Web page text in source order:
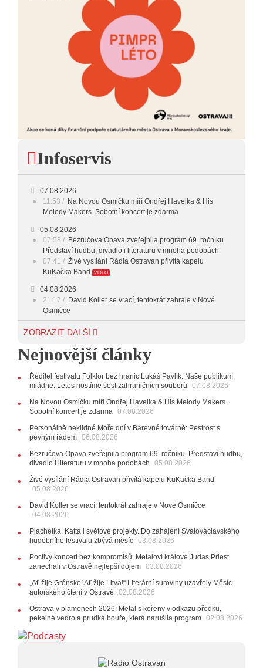
23:00 - 00:00 POTICHU
Infoservis
07.08.2026
11:53
Na Novou Osmičku míří Ondřej Havelka & His
Melody Makers. Sobotní koncert je zdarma
05.08.2026
07:58
Bezručova Opava zveřejnila program 69. ročníku.
Představí hudbu, divadlo i literaturu v mnoha podobách
07:41
Živé vysílání Rádia Ostravan přivítá kapelu
KuKačka Band
VIDEO
04.08.2026
21:17
David Koller se vrací, tentokrát zahraje v Nové
Osmičce
03.08.2026
Svatováclavského hudebního festivalu zbývá měsíc
29.07.2026
11:00
Do Ostravy se vrací britští Modestep, vystoupí v
listopadu v klubu Barrák
VIDEO
10:33
Úsměvné historky ze života ostravské kapely
Verše: Od zapomenutých baterek až po kuriózní krádež
28.07.2026
jen několik desítek posledních vstupenek
27.07.2026
20:44
10:06
Ladná Čeladná nabídne Olympic, Langerovou i
Kirschner, návštěvníci nově zaplatí už jen pomocí čipů
24.07.2026
Zpěvačka Tanja vydala nové EP Plamen
22.07.2026
roku jsme upgradovali naši show
AUDIO
20:09
Na Novou Osmičku míří Bára Zmeková Trio.
Výrazná osobnost české alternativní scény zahraje ve
Frýdku-Místku
ZOBRAZIT DALŠÍ
Nejnovější články
Ředitel festivalu Folklor bez hranic Lukáš Pavlík: Naše publikum
mládne. Letos hostíme šest zahraničních souborů
07.08.2026
Na Novou Osmičku míří Ondřej Havelka & His Melody Makers.
Sobotní koncert je zdarma
07.08.2026
Personálně neklidné Moře dní v Barevné továrně: Pestrost s
pevným řádem 06.08.2026
Bezručova Opava zveřejnila program 69. ročníku. Představí hudbu,
divadlo i literaturu v mnoha podobách
05.08.2026
Živé vysílání Rádia Ostravan přivítá kapelu KuKačka Band
05.08.2026
David Koller se vrací, tentokrát zahraje v Nové Osmičce
04.08.2026
Plachetka, Katta i světové projekty. Do zahájení Svatováclavského
hudebního festivalu zbývá měsíc 03.08.2026
Poctivý koncert bez kompromisů. Metaloví králové Judas Priest
zanechali v Ostravě nejlepší dojem 03.08.2026
„Ať žije Grónsko! Ať žije Litva!“ Literární suroviny uzavřely Měsíc
autorského čtení v Ostravě
02.08.2026
Ostrava v plamenech 2026: Metal s kořeny v odkazu předků,
pekelné vedro a prudká bouře, která narušila program 02.08.2026